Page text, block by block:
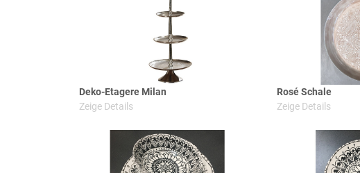
Deko-Etagere Milan
Zeige Details
Rosé Schale
Zeige Details